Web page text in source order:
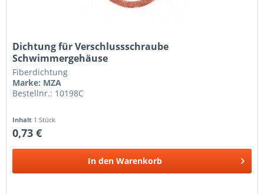
Dichtung für Verschlussschraube
Schwimmergehäuse
Fiberdichtung
Marke: MZA
Bestellnr.: 10198C
Inhalt 1 Stück
0,73 €
In den Warenkorb